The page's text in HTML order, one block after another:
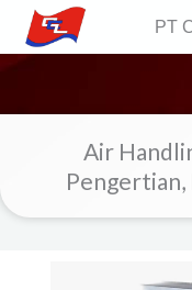
PT
Air
Pengertian,